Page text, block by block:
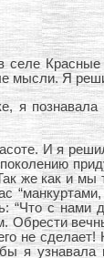
мысли. Я
я
И я
же как и
“Что с нами
не
я